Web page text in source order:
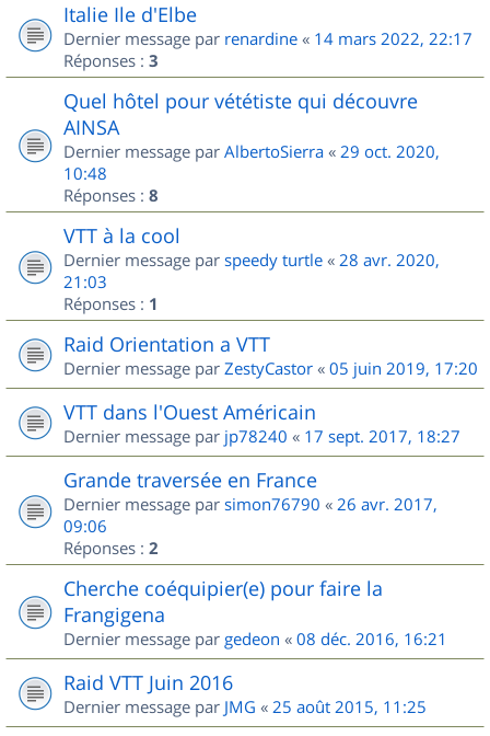
Italie Ile d'Elbe
Dernier message par renardine « 14 mars 2022, 22:17
Réponses : 3
Quel hôtel pour vététiste qui découvre
AINSA
Dernier message par AlbertoSierra « 29 oct. 2020,
10:48
Réponses : 8
VTT à la cool
Dernier message par speedy turtle « 28 avr. 2020,
21:03
Réponses : 1
Raid Orientation a VTT
Dernier message par ZestyCastor « 05 juin 2019, 17:20
VTT dans l'Ouest Américain
Dernier message par jp78240 « 17 sept. 2017, 18:27
Grande traversée en France
Dernier message par simon76790 « 26 avr. 2017,
09:06
Réponses : 2
Cherche coéquipier(e) pour faire la
Frangigena
Dernier message par gedeon « 08 déc. 2016, 16:21
Raid VTT Juin 2016
Dernier message par JMG « 25 août 2015, 11:25